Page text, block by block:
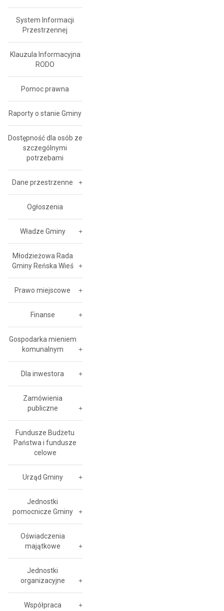
System Informacji
Przestrzennej
Klauzula Informacyjna
RODO
Pomoc prawna
Raporty o stanie Gminy
Dostępność dla osób ze
szczególnymi
potrzebami
Dane przestrzenne
Ogłoszenia
Władze Gminy
Młodzieżowa Rada
Gminy Reńska Wieś
Prawo miejscowe
Finanse
Gospodarka mieniem
komunalnym
Dla inwestora
Zamówienia
publiczne
Fundusze Budżetu
Państwa i fundusze
celowe
Urząd Gminy
Jednostki
pomocnicze Gminy
Oświadczenia
majątkowe
Jednostki
organizacyjne
Współpraca